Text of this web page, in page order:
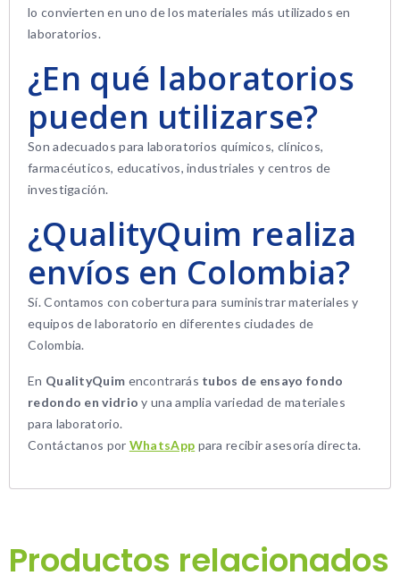
lo convierten en uno de los materiales más utilizados en
laboratorios.
¿En qué laboratorios
pueden utilizarse?
Son adecuados para laboratorios químicos, clínicos,
farmacéuticos, educativos, industriales y centros de
investigación.
¿QualityQuim realiza
envíos en Colombia?
Sí. Contamos con cobertura para suministrar materiales y
equipos de laboratorio en diferentes ciudades de
Colombia.
En QualityQuim encontrarás tubos de ensayo fondo
redondo en vidrio y una amplia variedad de materiales
para laboratorio.
Contáctanos por WhatsApp para recibir asesoría directa.
Productos relacionados